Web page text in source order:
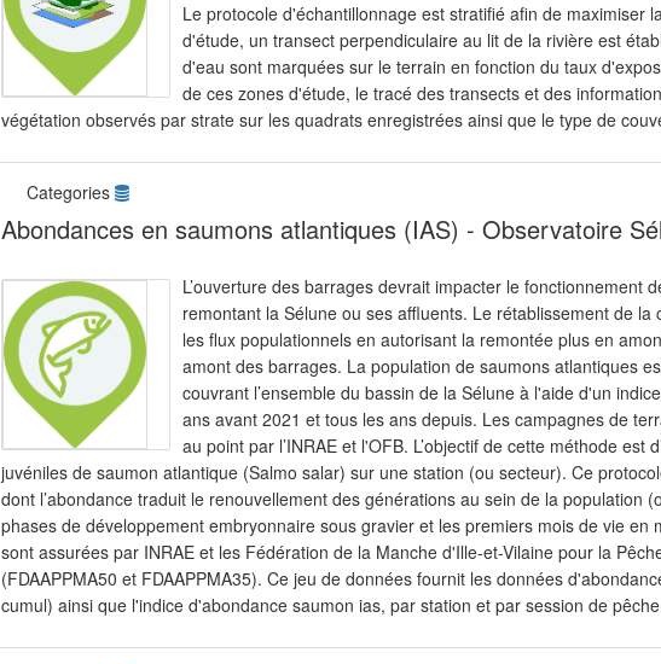
Le protocole d'échantillonnage est stratifié afin de maximiser
d'étude, un transect perpendiculaire au lit de la rivière est
d'eau sont marquées sur le terrain en fonction du taux
de ces zones d'étude, le tracé des transects et des
végétation observés par strate sur les quadrats enregistrées ainsi que le type de
Categories
Abondances en saumons atlantiques (IAS) - Observatoire
L’ouverture des barrages devrait impacter le fonctionnement
remontant la Sélune ou ses affluents. Le rétablissement de
les flux populationnels en autorisant la remontée plus en
amont des barrages. La population de saumons atlantiques
couvrant l’ensemble du bassin de la Sélune à l'aide d'un
ans avant 2021 et tous les ans depuis. Les campagnes de
au point par l’INRAE et l'OFB. L’objectif de cette méthode est
juvéniles de saumon atlantique (Salmo salar) sur une station (ou secteur). Ce
dont l’abondance traduit le renouvellement des générations au sein de la population
phases de développement embryonnaire sous gravier et les premiers mois de vie en
sont assurées par INRAE et les Fédération de la Manche d'Ille-et-Vilaine pour la
(FDAAPPMA50 et FDAAPPMA35). Ce jeu de données fournit les données
cumul) ainsi que l'indice d'abondance saumon ias, par station et par session de